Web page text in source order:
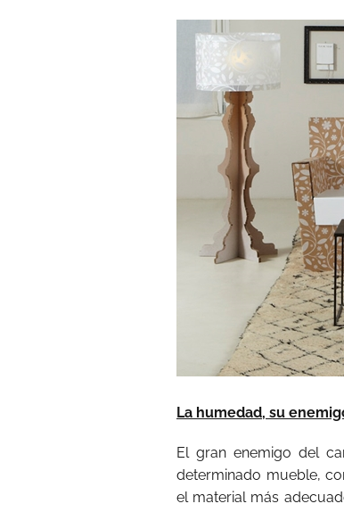
La humedad, su
El gran enemigo del
determinado mueble,
el material más